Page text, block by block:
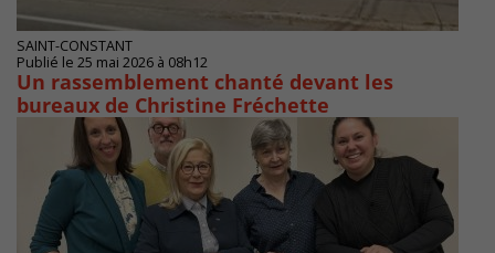
SAINT-CONSTANT
Publié le 25 mai 2026 à 08h12
Un rassemblement chanté devant les
bureaux de Christine Fréchette